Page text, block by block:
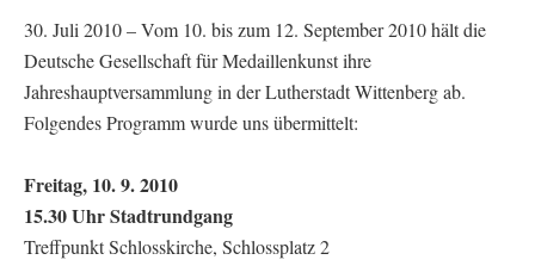
30. Juli 2010 – Vom 10. bis zum 12. September 2010 hält die
Deutsche Gesellschaft für Medaillenkunst ihre
Jahreshauptversammlung in der Lutherstadt Wittenberg ab.
Folgendes Programm wurde uns übermittelt:
Freitag, 10. 9. 2010
15.30 Uhr Stadtrundgang
Treffpunkt Schlosskirche, Schlossplatz 2